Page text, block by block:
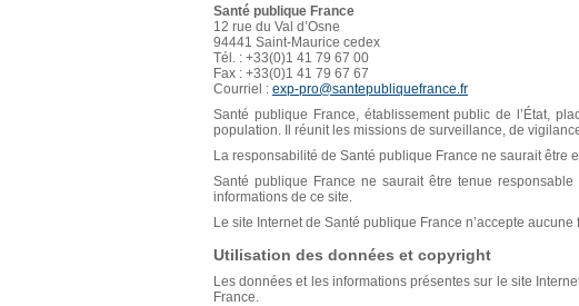
Santé publique France
12 rue du Val d’Osne
94441 Saint-Maurice cedex
Tél. : +33(0)1 41 79 67 00
Fax : +33(0)1 41 79 67 67
Courriel : exp-pro@santepubliquefrance.fr
Santé publique France, établissement public de l’État,
population. Il réunit les missions de surveillance, de
La responsabilité de Santé publique France ne saurait
Santé publique France ne saurait être tenue
informations de ce site.
Le site Internet de Santé publique France n’accepte
Utilisation des données et copyright
Les données et les informations présentes sur le site
France.